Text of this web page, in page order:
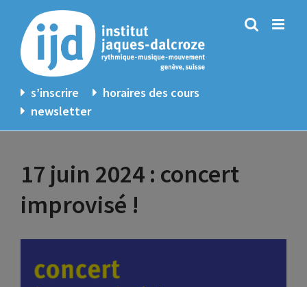
contenu
s’inscrire
horaires des cours
newsletter
17 juin 2024 : concert
improvisé !